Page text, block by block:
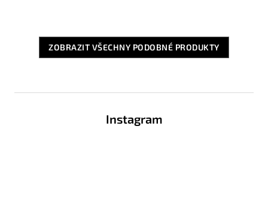
ZOBRAZIT VŠECHNY PODOBNÉ PRODUKTY
Instagram